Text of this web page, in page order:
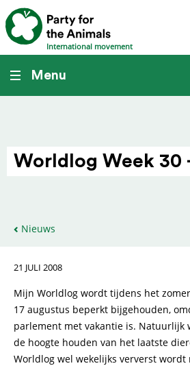
International movement
Menu
Worldlog Week 30
Nieuws
21 JULI 2008
Mijn Worldlog wordt tijdens het
17 augustus beperkt bijgehouden,
parlement met vakantie is. Natuurlijk
de hoogte houden van het laatste
Worldlog wel wekelijks ververst